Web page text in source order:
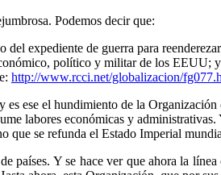
Podemos decir que:
expediente de guerra para
político y militar de los EEUU;
http://www.rcci.net/globalizacion/
ese el hundimiento de la
labores económicas y
que se refunda el Estado Imperial
Y se hace ver que ahora la